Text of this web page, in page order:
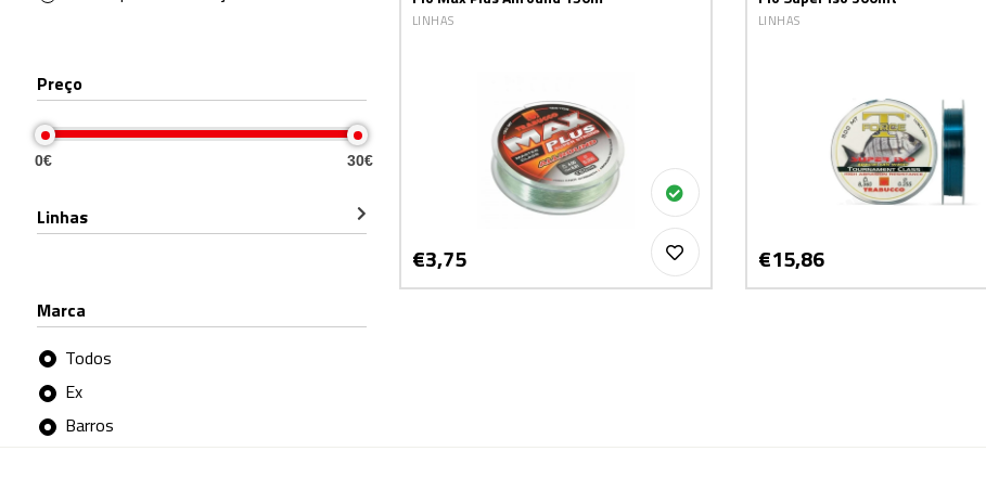
Preço
0€ 30€
Linhas
Marca
Todos
Ex
Barros
LINHAS
€3,75
LINHAS
€15,86